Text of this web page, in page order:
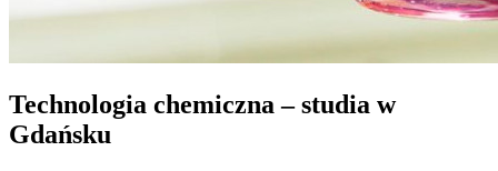
Technologia chemiczna – studia w
Gdańsku